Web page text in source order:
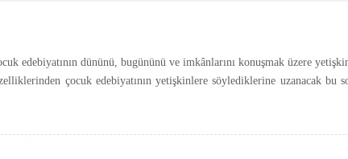
edebiyatının dününü, bugününü ve imkânlarını konuşmak üzere
çocuk edebiyatının yetişkinlere söylediklerine uzanacak